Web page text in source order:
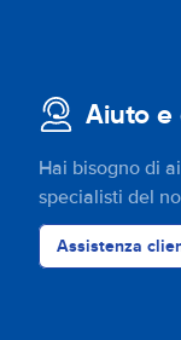
Aiuto
Hai bisogno di
specialisti del
Assistenza